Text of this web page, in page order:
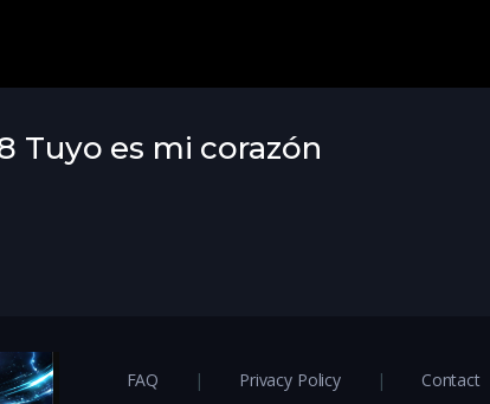
Tuyo es mi corazón
FAQ Privacy Policy Contact